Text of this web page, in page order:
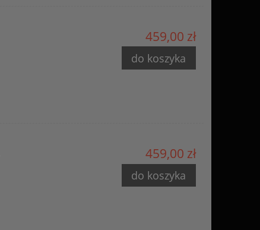
459,00 zł
do koszyka
459,00 zł
do koszyka